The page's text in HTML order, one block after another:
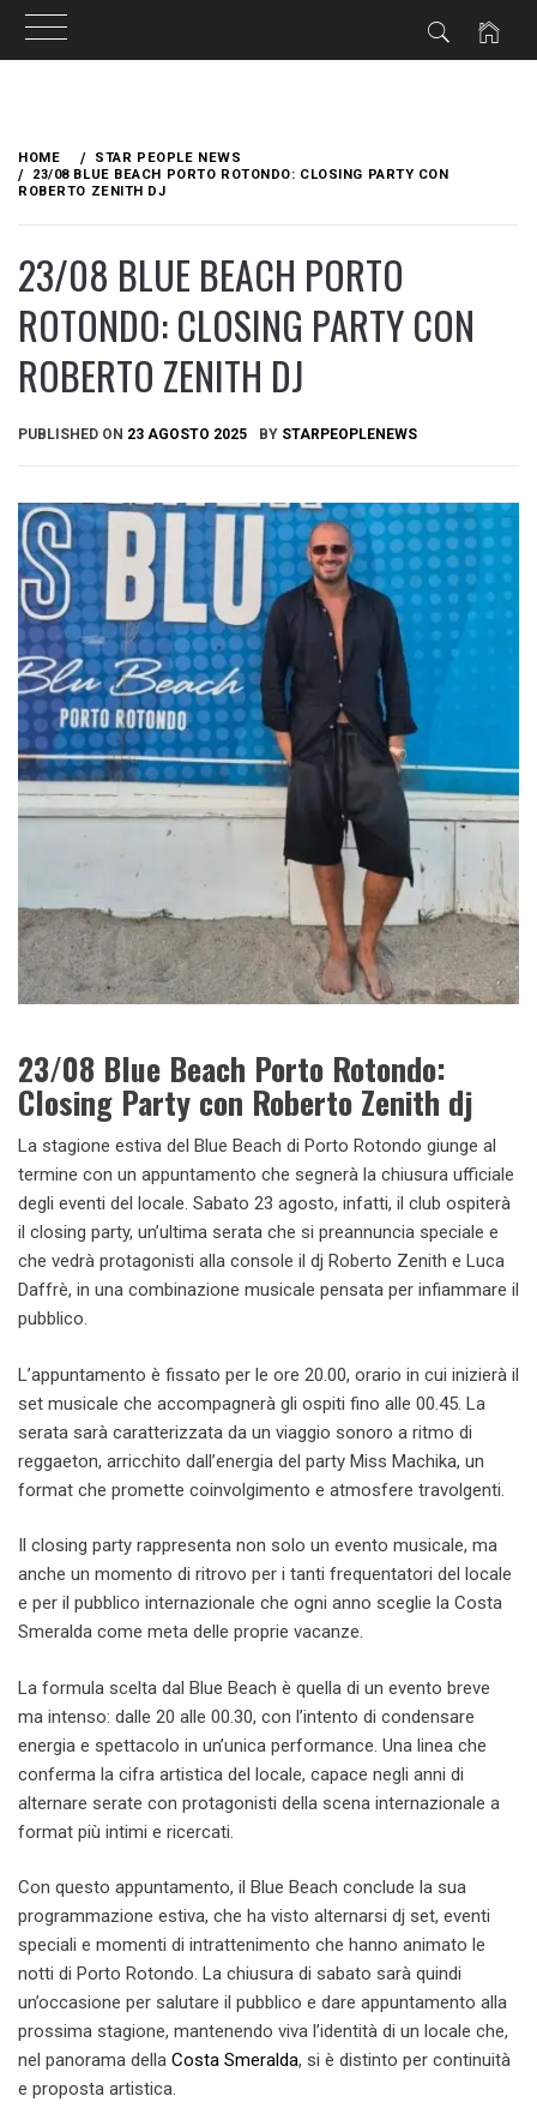
content
HOME
STAR PEOPLE NEWS
23/08 BLUE BEACH PORTO ROTONDO: CLOSING PARTY CON
ROBERTO ZENITH DJ
23/08 BLUE BEACH PORTO
ROTONDO: CLOSING PARTY CON
ROBERTO ZENITH DJ
PUBLISHED ON 23 AGOSTO 2025 BY STARPEOPLENEWS
23/08 Blue Beach Porto Rotondo:
Closing Party con Roberto Zenith dj
La stagione estiva del Blue Beach di Porto Rotondo giunge al
termine con un appuntamento che segnerà la chiusura ufficiale
degli eventi del locale. Sabato 23 agosto, infatti, il club ospiterà
il closing party, un’ultima serata che si preannuncia speciale e
che vedrà protagonisti alla console il dj Roberto Zenith e Luca
Daffrè, in una combinazione musicale pensata per infiammare il
pubblico.
L’appuntamento è fissato per le ore 20.00, orario in cui inizierà il
set musicale che accompagnerà gli ospiti fino alle 00.45. La
serata sarà caratterizzata da un viaggio sonoro a ritmo di
reggaeton, arricchito dall’energia del party Miss Machika, un
format che promette coinvolgimento e atmosfere travolgenti.
Il closing party rappresenta non solo un evento musicale, ma
anche un momento di ritrovo per i tanti frequentatori del locale
e per il pubblico internazionale che ogni anno sceglie la Costa
Smeralda come meta delle proprie vacanze.
La formula scelta dal Blue Beach è quella di un evento breve
ma intenso: dalle 20 alle 00.30, con l’intento di condensare
energia e spettacolo in un’unica performance. Una linea che
conferma la cifra artistica del locale, capace negli anni di
alternare serate con protagonisti della scena internazionale a
format più intimi e ricercati.
Con questo appuntamento, il Blue Beach conclude la sua
programmazione estiva, che ha visto alternarsi dj set, eventi
speciali e momenti di intrattenimento che hanno animato le
notti di Porto Rotondo. La chiusura di sabato sarà quindi
un’occasione per salutare il pubblico e dare appuntamento alla
prossima stagione, mantenendo viva l’identità di un locale che,
nel panorama della Costa Smeralda, si è distinto per continuità
e proposta artistica.